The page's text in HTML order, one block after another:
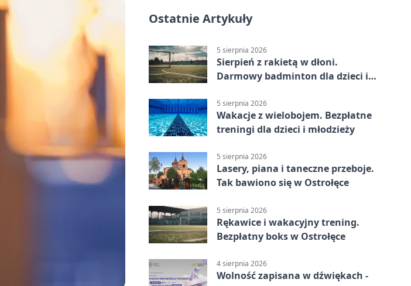
Ostatnie Artykuły
5 sierpnia 2026
Sierpień z rakietą w dłoni.
Darmowy badminton dla dzieci i
5 sierpnia 2026
Wakacje z wielobojem. Bezpłatne
treningi dla dzieci i młodzieży
5 sierpnia 2026
Lasery, piana i taneczne przeboje.
Tak bawiono się w Ostrołęce
5 sierpnia 2026
Rękawice i wakacyjny trening.
Bezpłatny boks w Ostrołęce
4 sierpnia 2026
Wolność zapisana w dźwiękach -